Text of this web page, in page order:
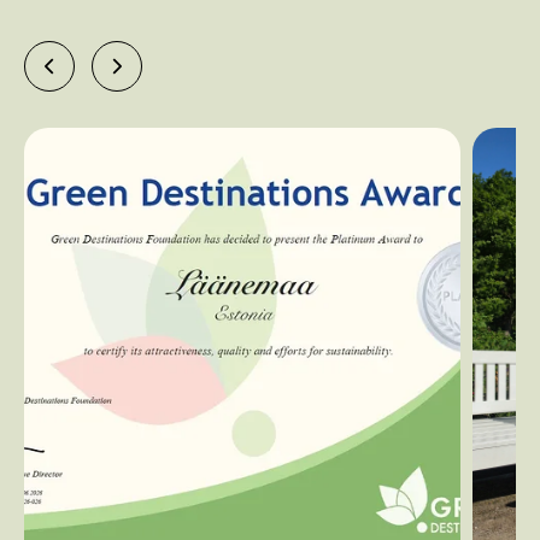
Turismistatistika andmebaasid
Välisriikides tehtud turismiuuringud Eesti kohta
Kestliku turismi uuring
Üüripindade statistika
Väliskülastajate piiriuuring 2023-24
Eesti turismisektori tööjõu ja oskuste vajaduse uuring
Kliendi tagasiside mõõtmise tööriist Review Pro
Turismialased uurimustööd
Kultuuriturismitoodete arendamine Eesti mõisate näitel.
Maarika Joa